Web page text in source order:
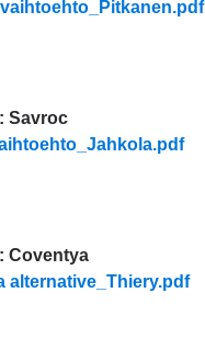
Savroc
Coventya
alternative_Thiery.pdf